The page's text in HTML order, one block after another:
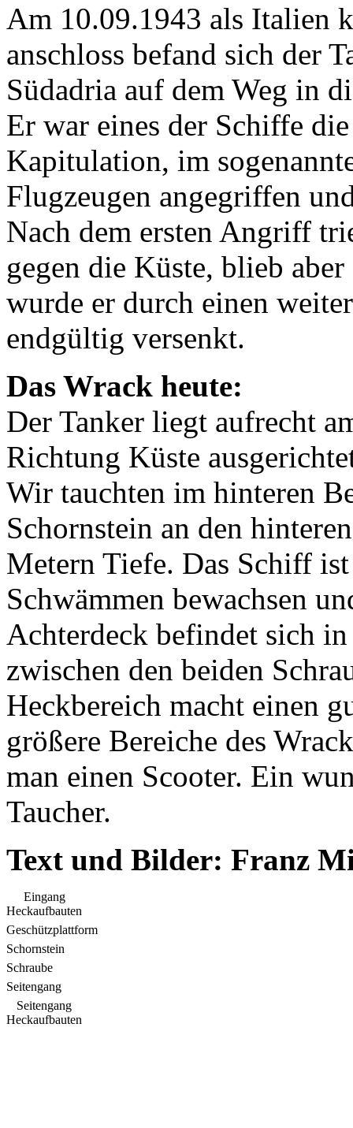
Am 10.09.1943 als Italien
anschloss befand sich der
Südadria auf dem Weg in
Er war eines der Schiffe
Kapitulation, im
Flugzeugen angegriffen
Nach dem ersten Angriff
gegen die Küste, blieb
wurde er durch einen
endgültig versenkt.
Das Wrack heute:
Der Tanker liegt aufrecht
Richtung Küste
Wir tauchten im hinteren
Schornstein an den
Metern Tiefe. Das Schiff
Schwämmen bewachsen
Achterdeck befindet sich
zwischen den beiden
Heckbereich macht einen
größere Bereiche des
man einen Scooter. Ein
Taucher.
Text und Bilder: Franz
Eingang
Heckaufbauten
Geschützplattform
Schornstein
Schraube
Seitengang
Seitengang
Heckaufbauten